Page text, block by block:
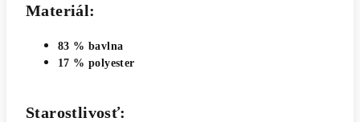
Materiál:
83 % bavlna
17 % polyester
Starostlivosť: